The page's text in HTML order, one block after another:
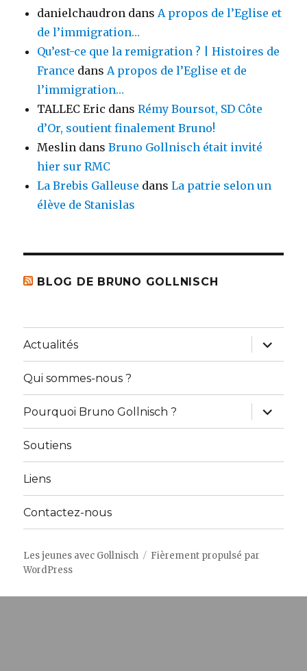
danielchaudron dansA propos de l’Eglise et
de l’immigration…
Qu’est-ce que la remigration ? | Histoires de
France dansA propos de l’Eglise et de
l’immigration…
TALLEC Eric dansRémy Boursot, SD Côte
d’Or, soutient finalement Bruno!
Meslin dansBruno Gollnisch était invité
hier sur RMC
La Brebis Galleuse dansLa patrie selon un
élève de Stanislas
BLOG DE BRUNO GOLLNISCH
Actualités
ouvrir
le
sous-
Qui sommes-nous ?
Pourquoi Bruno Gollnisch ?
ouvrir
le
sous-
Soutiens
Liens
Contactez-nous
Les jeunes avec Gollnisch
Fièrement propulsé par
WordPress